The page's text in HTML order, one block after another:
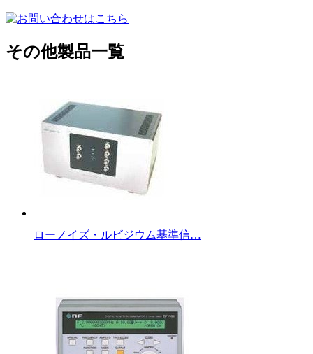
その他製品一覧
ローノイズ・ルビジウム基準信…